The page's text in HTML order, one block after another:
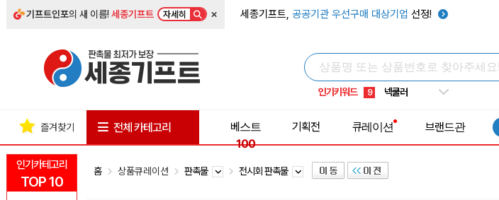
기프트인포의 새 이름!세종기프트 자세히 × 세종기프트, 공공기관 우선구매 대상기업 선정!
인기키워드
5 키캡
8 쿨토시
9 넥쿨러
1 선풍기
인기카테고리
TOP 10
즐겨찾기 전체 카테고리
베스트
100
기획전 큐레이션 브랜드관
홈 상품큐레이션 판촉물 전시회 판촉물